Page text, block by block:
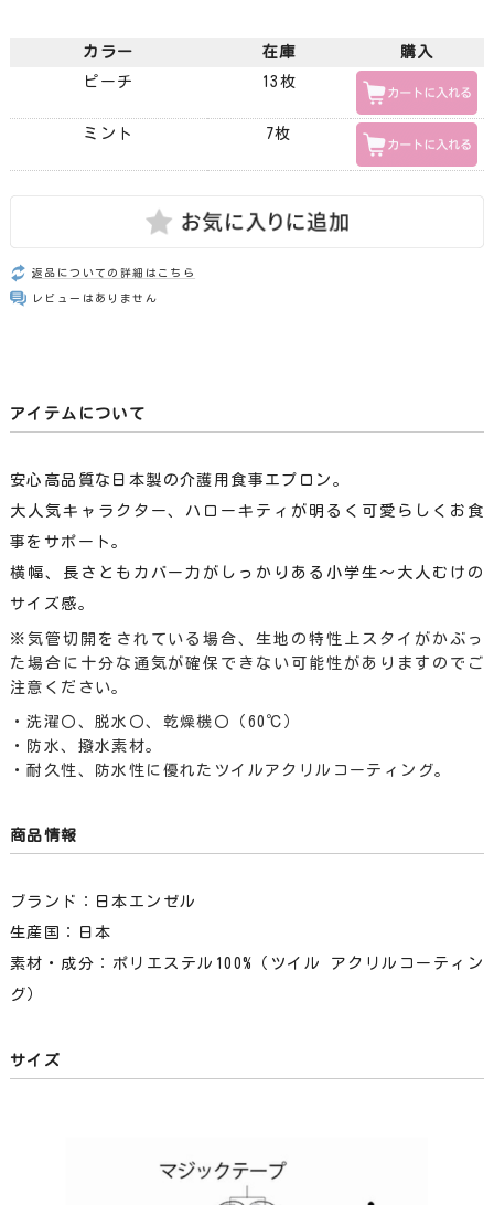
カラー 在庫
購入
ピーチ
13枚
ミント 7枚
返品についての詳細はこちら
レビューはありません
アイテムについて
安心高品質な日本製の介護用食事エプロン。
大人気キャラクター、ハローキティが明るく可愛らしくお食
事をサポート。
横幅、長さともカバー力がしっかりある小学生〜大人むけの
サイズ感。
※気管切開をされている場合、生地の特性上スタイがかぶっ
た場合に十分な通気が確保できない可能性がありますのでご
注意ください。
・洗濯〇、脱水〇、乾燥機〇（60℃）
・防水、撥水素材。
・耐久性、防水性に優れたツイルアクリルコーティング。
商品情報
ブランド：日本エンゼル
生産国：日本
素材・成分：ポリエステル100%（ツイル アクリルコーティン
グ）
サイズ